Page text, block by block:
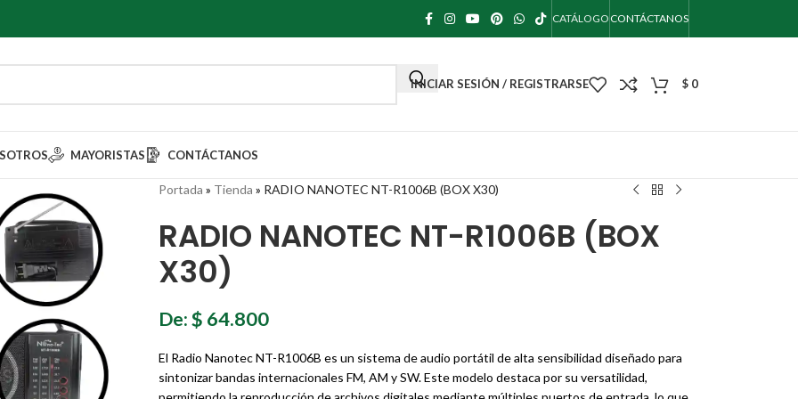
CATÁLOGO CONTÁCTANOS
INICIAR SESIÓN / REGISTRARSE $ 0
MAYORISTAS CONTÁCTANOS
Portada » Tienda » RADIO NANOTEC NT-R1006B (BOX X30)
RADIO NANOTEC NT-R1006B (BOX
X30)
De:$ 64.800
El Radio Nanotec NT-R1006B es un sistema de audio portátil de alta sensibilidad diseñado para
sintonizar bandas internacionales FM, AM y SW. Este modelo destaca por su versatilidad,